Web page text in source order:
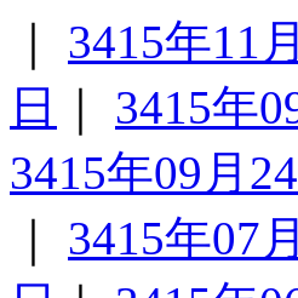
3415年11
日
3415年
3415年09月
3415年07